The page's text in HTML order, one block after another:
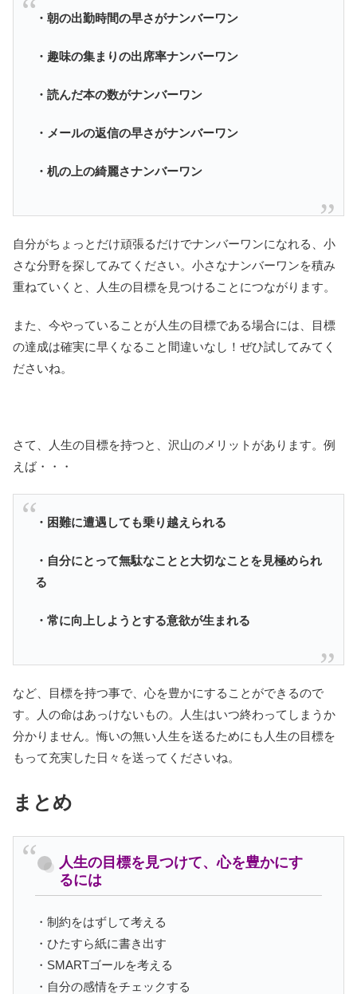
・朝の出勤時間の早さがナンバーワン
・趣味の集まりの出席率ナンバーワン
・読んだ本の数がナンバーワン
・メールの返信の早さがナンバーワン
・机の上の綺麗さナンバーワン
自分がちょっとだけ頑張るだけでナンバーワンになれる、小
さな分野を探してみてください。小さなナンバーワンを積み
重ねていくと、人生の目標を見つけることにつながります。
また、今やっていることが人生の目標である場合には、目標
の達成は確実に早くなること間違いなし！ぜひ試してみてく
ださいね。
さて、人生の目標を持つと、沢山のメリットがあります。例
えば・・・
・困難に遭遇しても乗り越えられる
・自分にとって無駄なことと大切なことを見極められ
る
・常に向上しようとする意欲が生まれる
など、目標を持つ事で、心を豊かにすることができるので
す。人の命はあっけないもの。人生はいつ終わってしまうか
分かりません。悔いの無い人生を送るためにも人生の目標を
もって充実した日々を送ってくださいね。
まとめ
人生の目標を見つけて、心を豊かにす
るには
・制約をはずして考える
・ひたすら紙に書き出す
・SMARTゴールを考える
・自分の感情をチェックする